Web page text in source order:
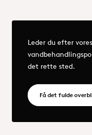
Leder du efter
det rette sted.
Få det fulde